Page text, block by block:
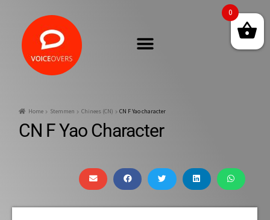
Home Stemmen Chinees (CN) CN F Yao character
CN F Yao Character
0